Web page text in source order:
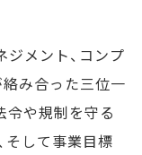
ジメント、コンプ
絡み合った三位一
令や規制を守る
そして事業目標